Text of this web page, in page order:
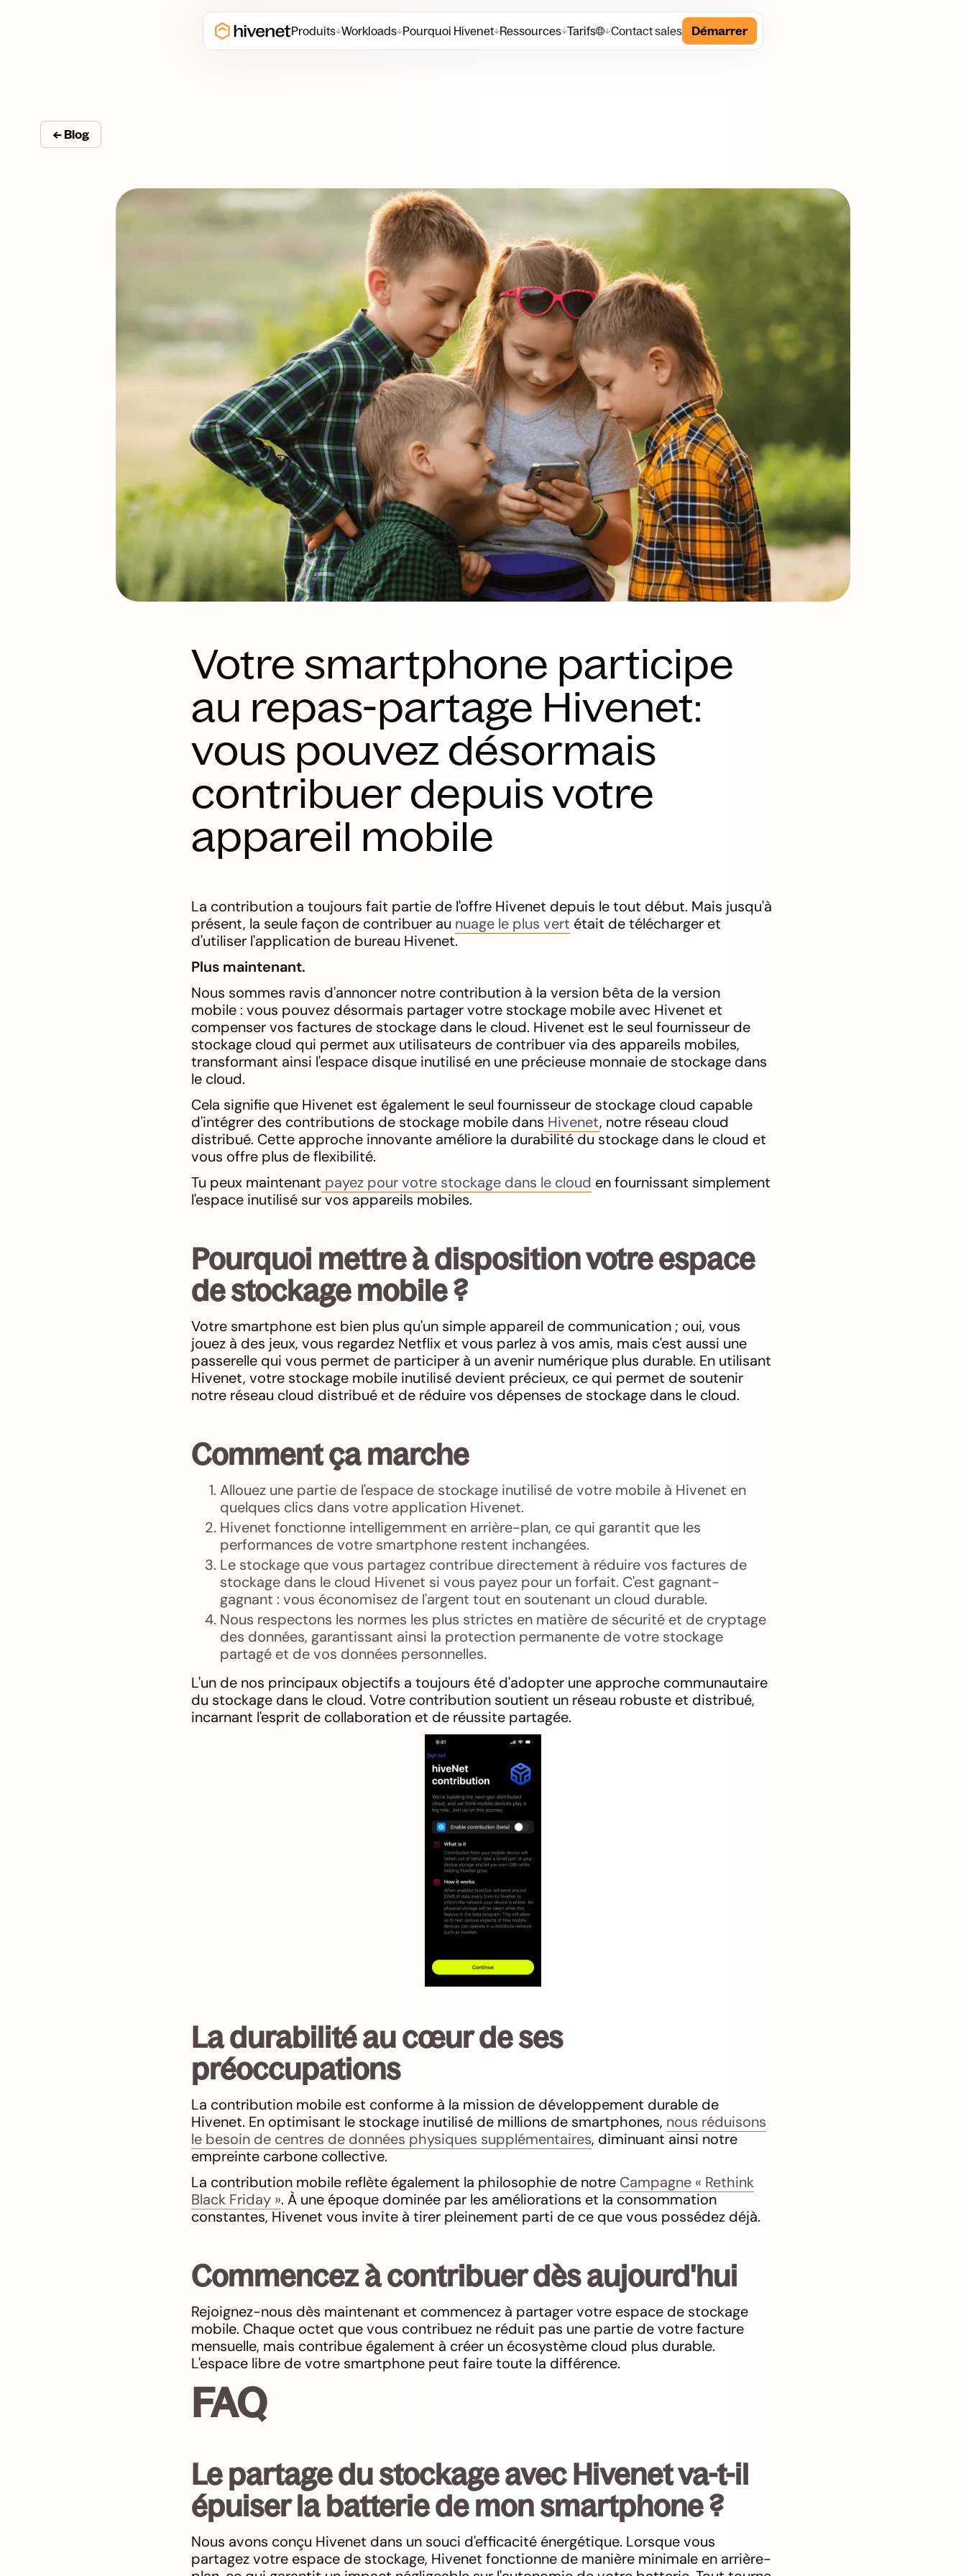
Produits↓Workloads↓Pourquoi Hivenet↓Ressources↓Tarifs ↓Contact sales Démarrer
← Blog
Votre smartphone participe
au repas-partage Hivenet:
vous pouvez désormais
contribuer depuis votre
appareil mobile
La contribution a toujours fait partie de l'offre Hivenet depuis le tout début. Mais jusqu'à
présent, la seule façon de contribuer au nuage le plus vert était de télécharger et
d'utiliser l'application de bureau Hivenet.
Plus maintenant.
Nous sommes ravis d'annoncer notre contribution à la version bêta de la version
mobile : vous pouvez désormais partager votre stockage mobile avec Hivenet et
compenser vos factures de stockage dans le cloud. Hivenet est le seul fournisseur de
stockage cloud qui permet aux utilisateurs de contribuer via des appareils mobiles,
transformant ainsi l'espace disque inutilisé en une précieuse monnaie de stockage dans
le cloud.
Cela signifie que Hivenet est également le seul fournisseur de stockage cloud capable
d'intégrer des contributions de stockage mobile dans Hivenet, notre réseau cloud
distribué. Cette approche innovante améliore la durabilité du stockage dans le cloud et
vous offre plus de flexibilité.
Tu peux maintenant payez pour votre stockage dans le cloud en fournissant simplement
l'espace inutilisé sur vos appareils mobiles.
Pourquoi mettre à disposition votre espace
de stockage mobile ?
Votre smartphone est bien plus qu'un simple appareil de communication ; oui, vous
jouez à des jeux, vous regardez Netflix et vous parlez à vos amis, mais c'est aussi une
passerelle qui vous permet de participer à un avenir numérique plus durable. En utilisant
Hivenet, votre stockage mobile inutilisé devient précieux, ce qui permet de soutenir
notre réseau cloud distribué et de réduire vos dépenses de stockage dans le cloud.
Comment ça marche
Allouez une partie de l'espace de stockage inutilisé de votre mobile à Hivenet en
quelques clics dans votre application Hivenet.
Hivenet fonctionne intelligemment en arrière-plan, ce qui garantit que les
performances de votre smartphone restent inchangées.
Le stockage que vous partagez contribue directement à réduire vos factures de
stockage dans le cloud Hivenet si vous payez pour un forfait. C'est gagnant-
gagnant : vous économisez de l'argent tout en soutenant un cloud durable.
Nous respectons les normes les plus strictes en matière de sécurité et de cryptage
des données, garantissant ainsi la protection permanente de votre stockage
partagé et de vos données personnelles.
L'un de nos principaux objectifs a toujours été d'adopter une approche communautaire
du stockage dans le cloud. Votre contribution soutient un réseau robuste et distribué,
incarnant l'esprit de collaboration et de réussite partagée.
La durabilité au cœur de ses
préoccupations
La contribution mobile est conforme à la mission de développement durable de
Hivenet. En optimisant le stockage inutilisé de millions de smartphones, nous réduisons
le besoin de centres de données physiques supplémentaires, diminuant ainsi notre
empreinte carbone collective.
La contribution mobile reflète également la philosophie de notre Campagne « Rethink
Black Friday ». À une époque dominée par les améliorations et la consommation
constantes, Hivenet vous invite à tirer pleinement parti de ce que vous possédez déjà.
Commencez à contribuer dès aujourd'hui
Rejoignez-nous dès maintenant et commencez à partager votre espace de stockage
mobile. Chaque octet que vous contribuez ne réduit pas une partie de votre facture
mensuelle, mais contribue également à créer un écosystème cloud plus durable.
L'espace libre de votre smartphone peut faire toute la différence.
FAQ
Le partage du stockage avec Hivenet va-t-il
épuiser la batterie de mon smartphone ?
Nous avons conçu Hivenet dans un souci d'efficacité énergétique. Lorsque vous
partagez votre espace de stockage, Hivenet fonctionne de manière minimale en arrière-